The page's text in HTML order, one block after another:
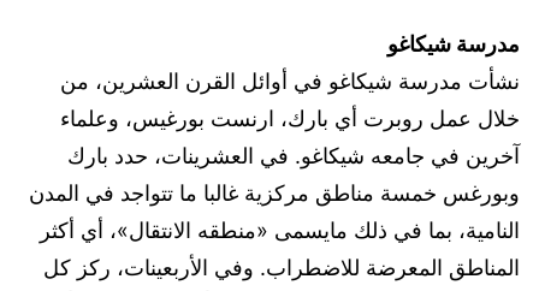
مدرسة شيكاغو
نشأت مدرسة شيكاغو في أوائل القرن العشرين، من
خلال عمل روبرت أي بارك، ارنست بورغيس، وعلماء
آخرين في جامعه شيكاغو. في العشرينات، حدد بارك
وبورغس خمسة مناطق مركزية غالبا ما تتواجد في المدن
النامية، بما في ذلك مايسمى «منطقه الانتقال»، أي أكثر
المناطق المعرضة للاضطراب. وفي الأربعينات، ركز كل